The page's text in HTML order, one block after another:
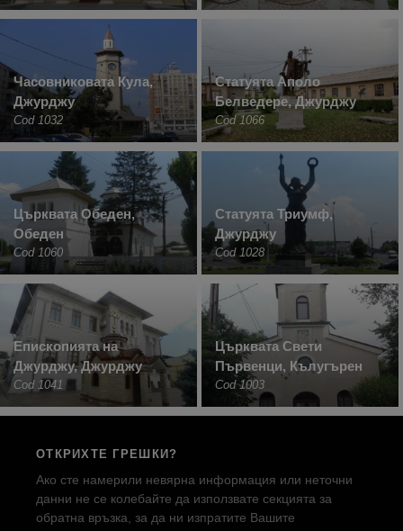
Часовниковата Кула,
Джурджу
Cod 1032
Статуята Аполо
Белведере, Джурджу
Cod 1066
Църквата Обеден,
Обеден
Cod 1060
Статуята Триумф,
Джурджу
Cod 1028
Епископията на
Джурджу, Джурджу
Cod 1041
Църквата Свети
Първенци, Кълугърен
Cod 1003
ОТКРИХТЕ ГРЕШКИ?
Ако сте намерили невярна информация или неточни
данни не се колебайте да използвате секцията за
обратна връзка, за да ни изпратите Вашите